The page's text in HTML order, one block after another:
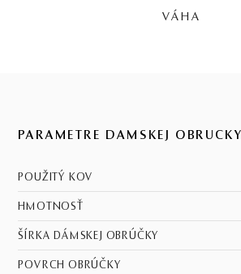
VÁHA
PARAMETRE DÁMSKEJ OBRÚČKY
POUŽITÝ KOV
HMOTNOSŤ
ŠÍRKA DÁMSKEJ OBRÚČKY
POVRCH OBRÚČKY